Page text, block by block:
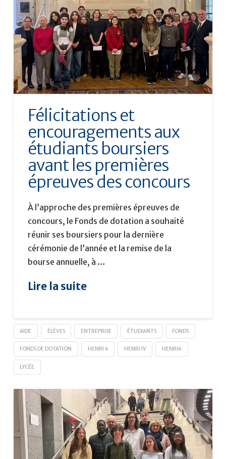
Félicitations et
encouragements aux
étudiants boursiers
avant les premières
épreuves des concours
À l’approche des premières épreuves de
concours, le Fonds de dotation a souhaité
réunir ses boursiers pour la dernière
cérémonie de l’année et la remise de la
bourse annuelle, à …
Lire la suite
AIDE ÉLÈVES ENTREPRISE ÉTUDIANTS FONDS
FONDS DE DOTATION HENRI 4 HENRI IV HENRI4
LYCÉE